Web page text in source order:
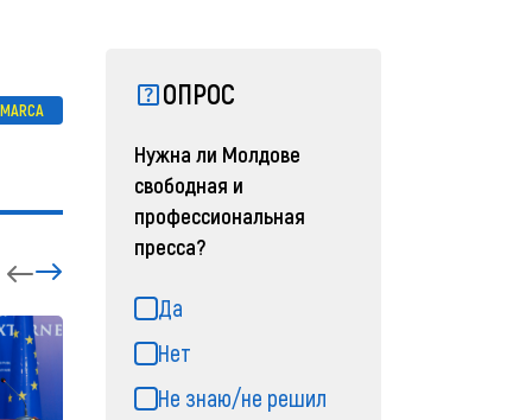
ОПРОС
Нужна ли Молдове
свободная и
профессиональная
пресса?
Да
Нет
Не знаю/не решил